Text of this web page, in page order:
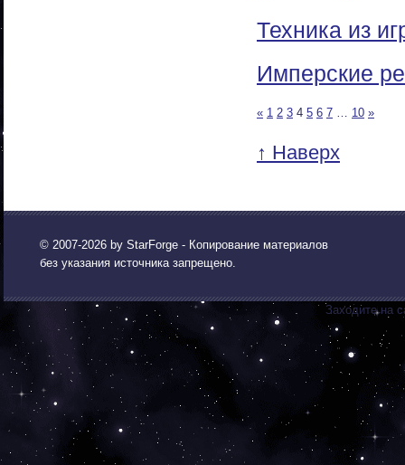
Техника из
Имперские
« 1 2 3 4 5 6 7 … 10 »
↑ Наверх
© 2007-2026 by StarForge - Копирование материалов
без указания источника запрещено.
Заходите на